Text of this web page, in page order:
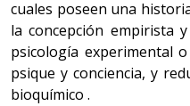
cuales poseen una
la concepción empirista
psicología experimental
psique y conciencia, y
bioquímico .